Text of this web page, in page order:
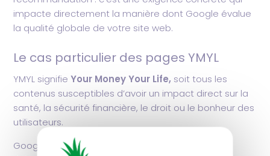
impacte directement la manière dont Google évalue
la qualité globale de votre site web.
Le cas particulier des pages YMYL
YMYL signifieYour Money Your Life, soit tous les
contenus susceptibles d’avoir un impact direct sur la
santé, la sécurité financière, le droit ou le bonheur des
utilisateurs.
Google applique une vigilance renforcée sur ces